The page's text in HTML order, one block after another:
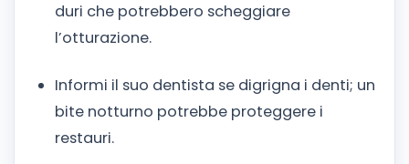
duri che potrebbero scheggiare
l’otturazione.
Informi il suo dentista se digrigna i denti; un
bite notturno potrebbe proteggere i
restauri.